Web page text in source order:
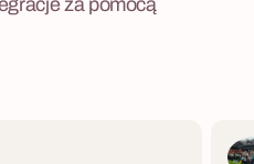
za pomocą